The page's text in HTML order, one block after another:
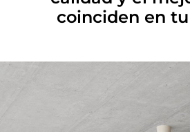
coinciden en